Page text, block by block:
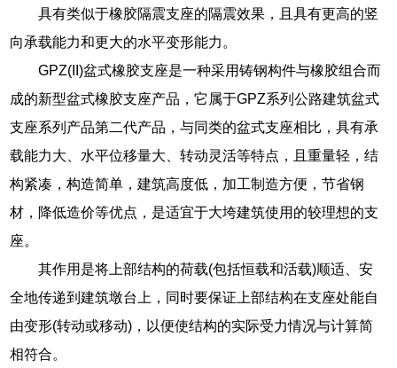
具有类似于橡胶隔震支座的隔震效果，且具有更高的竖
向承载能力和更大的水平变形能力。
GPZ(II)盆式橡胶支座是一种采用铸钢构件与橡胶组合而
成的新型盆式橡胶支座产品，它属于GPZ系列公路建筑盆式
支座系列产品第二代产品，与同类的盆式支座相比，具有承
载能力大、水平位移量大、转动灵活等特点，且重量轻，结
构紧凑，构造简单，建筑高度低，加工制造方便，节省钢
材，降低造价等优点，是适宜于大垮建筑使用的较理想的支
座。
其作用是将上部结构的荷载(包括恒载和活载)顺适、安
全地传递到建筑墩台上，同时要保证上部结构在支座处能自
由变形(转动或移动)，以便使结构的实际受力情况与计算简
相符合。